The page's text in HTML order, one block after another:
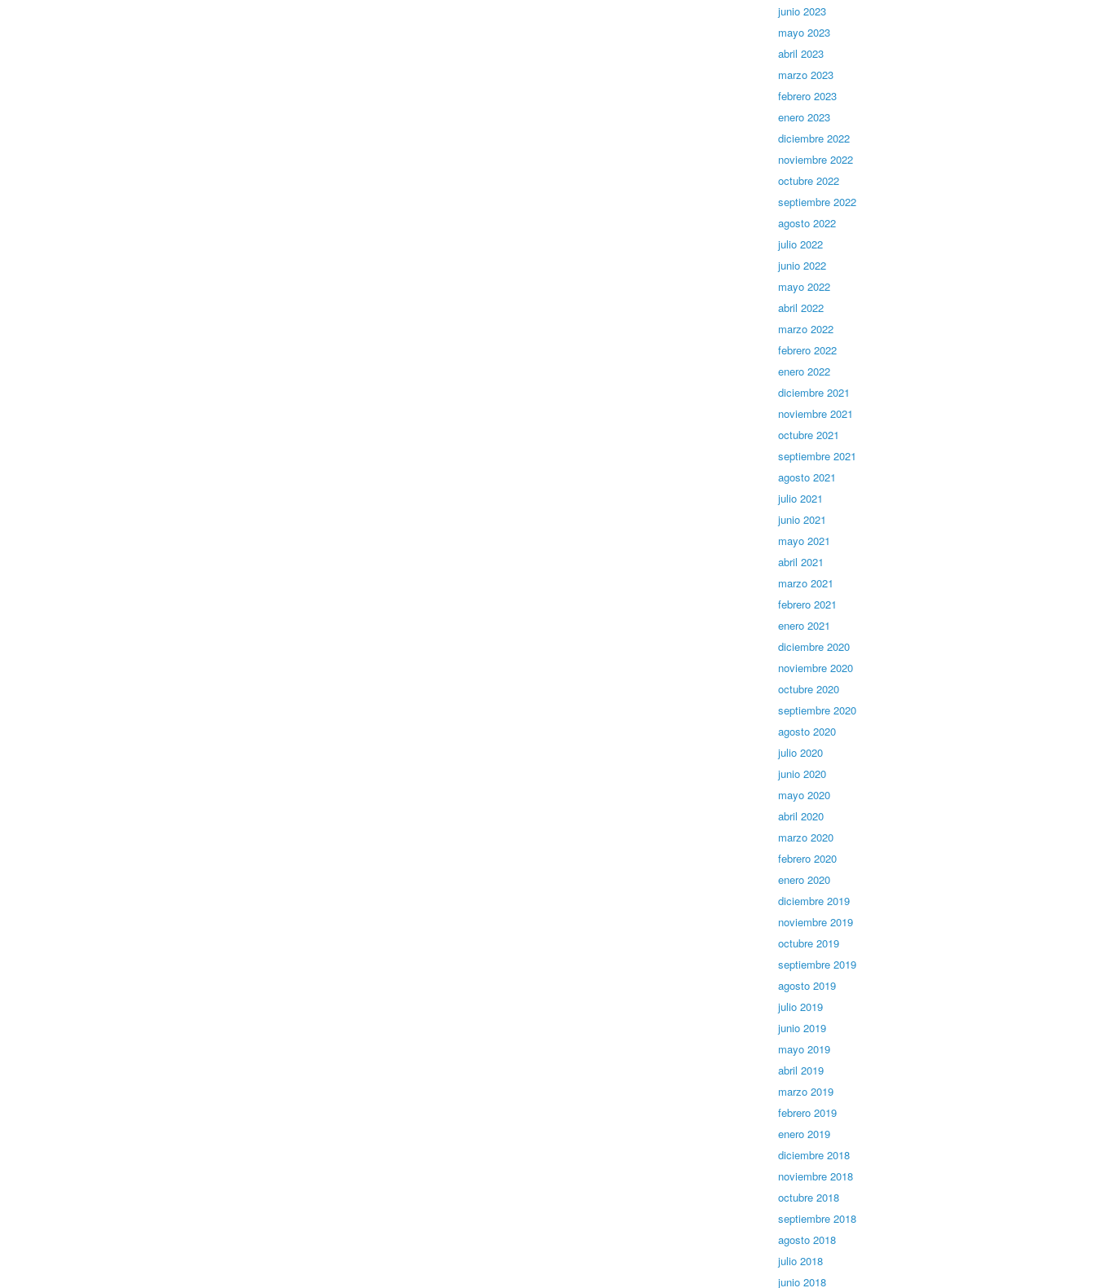
junio 2023
mayo 2023
abril 2023
marzo 2023
febrero 2023
enero 2023
diciembre 2022
noviembre 2022
octubre 2022
septiembre 2022
agosto 2022
julio 2022
junio 2022
mayo 2022
abril 2022
marzo 2022
febrero 2022
enero 2022
diciembre 2021
noviembre 2021
octubre 2021
septiembre 2021
agosto 2021
julio 2021
junio 2021
mayo 2021
abril 2021
marzo 2021
febrero 2021
enero 2021
diciembre 2020
noviembre 2020
octubre 2020
septiembre 2020
agosto 2020
julio 2020
junio 2020
mayo 2020
abril 2020
marzo 2020
febrero 2020
enero 2020
diciembre 2019
noviembre 2019
octubre 2019
septiembre 2019
agosto 2019
julio 2019
junio 2019
mayo 2019
abril 2019
marzo 2019
febrero 2019
enero 2019
diciembre 2018
noviembre 2018
octubre 2018
septiembre 2018
agosto 2018
julio 2018
junio 2018